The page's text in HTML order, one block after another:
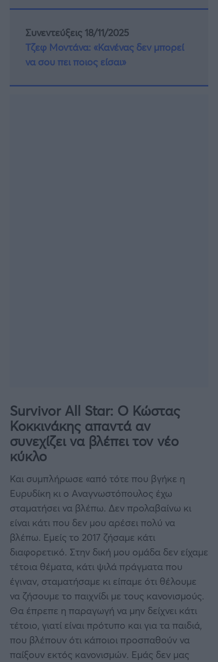
Συνεντεύξεις 18/11/2025
Τζεφ Μοντάνα: «Κανένας δεν μπορεί
να σου πει ποιος είσαι»
Survivor All Star: Ο Κώστας
Κοκκινάκης απαντά αν
συνεχίζει να βλέπει τον νέο
κύκλο
Και συμπλήρωσε «από τότε που βγήκε η
Ευρυδίκη κι ο Αναγνωστόπουλος έχω
σταματήσει να βλέπω. Δεν προλαβαίνω κι
είναι κάτι που δεν μου αρέσει πολύ να
βλέπω. Εμείς το 2017 ζήσαμε κάτι
διαφορετικό. Στην δική μου ομάδα δεν είχαμε
τέτοια θέματα, κάτι ψιλά πράγματα που
έγιναν, σταματήσαμε κι είπαμε ότι θέλουμε
να ζήσουμε το παιχνίδι με τους κανονισμούς.
Θα έπρεπε η παραγωγή να μην δείχνει κάτι
τέτοιο, γιατί είναι πρότυπο και για τα παιδιά,
που βλέπουν ότι κάποιοι προσπαθούν να
παίξουν εκτός κανονισμών. Εμάς δεν μας